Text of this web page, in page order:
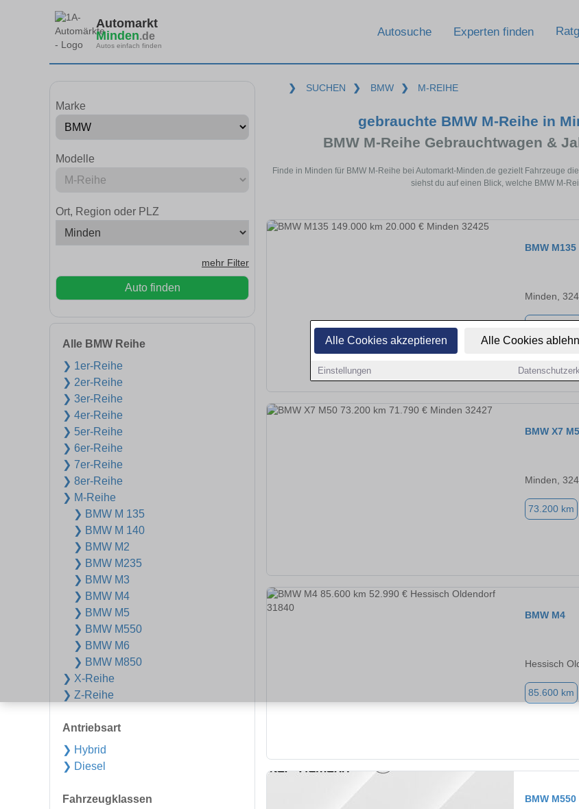
Alle Cookies akzeptieren Alle Cookies
Einstellungen
Automarkt
Minden.de
Autos einfach finden
Autosuche Experten finden
Marke
Modelle
Ort, Region oder PLZ
mehr Filter
Auto finden
Alle BMW Reihe
❯ 1er-Reihe
❯ 2er-Reihe
❯ 3er-Reihe
❯ 4er-Reihe
❯ 5er-Reihe
❯ 6er-Reihe
❯ 7er-Reihe
❯ 8er-Reihe
❯ M-Reihe
❯ BMW M 135
❯ BMW M 140
❯ BMW M2
❯ BMW M235
❯ BMW M3
❯ BMW M4
❯ BMW M5
❯ BMW M550
❯ BMW M6
❯ BMW M850
❯ X-Reihe
❯ Z-Reihe
Antriebsart
❯ Hybrid
❯ Diesel
Fahrzeugklassen
❯ SUCHEN ❯ BMW ❯ M-REIHE
gebrauchte BMW M-Reihe in
BMW M-Reihe Gebrauchtwagen &
Finde in Minden für BMW M-Reihe bei Automarkt-Minden.de gezielt Fahrzeuge
siehst du auf einen Blick, welche BMW M-
BMW M135
Minden,
BMW X7
Minden,
73.200 km
BMW M4
Hessisch
85.600 km
BMW M550